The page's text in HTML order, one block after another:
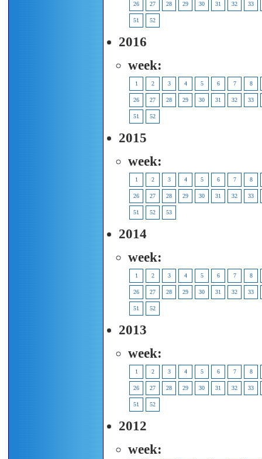
26 27 28 29 30 31 32 33
51 52
2016
week:
1 2 3 4 5 6 7 8
26 27 28 29 30 31 32 33
51 52
2015
week:
1 2 3 4 5 6 7 8
26 27 28 29 30 31 32 33
51 52 53
2014
week:
1 2 3 4 5 6 7 8
26 27 28 29 30 31 32 33
51 52
2013
week:
1 2 3 4 5 6 7 8
26 27 28 29 30 31 32 33
51 52
2012
week: